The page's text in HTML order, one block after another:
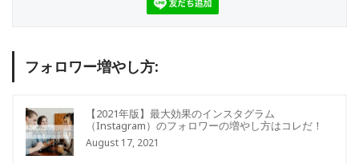
フォロワー増やし方:
【2021年版】最大効果のインスタグラム
（Instagram）のフォロワーの増やし方はコレだ！
August 17, 2021